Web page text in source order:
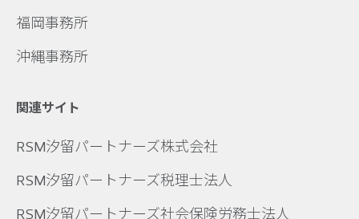
福岡事務所
沖縄事務所
関連サイト
RSM汐留パートナーズ株式会社
RSM汐留パートナーズ税理士法人
RSM汐留パートナーズ社会保険労務士法人